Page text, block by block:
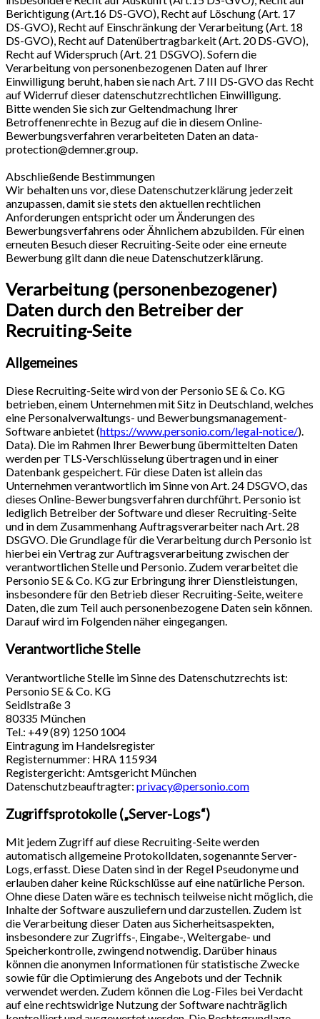
Berichtigung (Art.16 DS-GVO), Recht auf Löschung (Art. 17
DS-GVO), Recht auf Einschränkung der Verarbeitung (Art. 18
DS-GVO), Recht auf Datenübertragbarkeit (Art. 20 DS-GVO),
Recht auf Widerspruch (Art. 21 DSGVO). Sofern die
Verarbeitung von personenbezogenen Daten auf Ihrer
Einwilligung beruht, haben sie nach Art. 7 III DS-GVO das Recht
auf Widerruf dieser datenschutzrechtlichen Einwilligung.
Bitte wenden Sie sich zur Geltendmachung Ihrer
Betroffenenrechte in Bezug auf die in diesem Online-
Bewerbungsverfahren verarbeiteten Daten an data-
protection@demner.group.
Abschließende Bestimmungen
Wir behalten uns vor, diese Datenschutzerklärung jederzeit
anzupassen, damit sie stets den aktuellen rechtlichen
Anforderungen entspricht oder um Änderungen des
Bewerbungsverfahrens oder Ähnlichem abzubilden. Für einen
erneuten Besuch dieser Recruiting-Seite oder eine erneute
Bewerbung gilt dann die neue Datenschutzerklärung.
Verarbeitung (personenbezogener)
Daten durch den Betreiber der
Recruiting-Seite
Allgemeines
Diese Recruiting-Seite wird von der Personio SE & Co. KG
betrieben, einem Unternehmen mit Sitz in Deutschland, welches
eine Personalverwaltungs- und Bewerbungsmanagement-
Software anbietet (https://www.personio.com/legal-notice/).
Data). Die im Rahmen Ihrer Bewerbung übermittelten Daten
werden per TLS-Verschlüsselung übertragen und in einer
Datenbank gespeichert. Für diese Daten ist allein das
Unternehmen verantwortlich im Sinne von Art. 24 DSGVO, das
dieses Online-Bewerbungsverfahren durchführt. Personio ist
lediglich Betreiber der Software und dieser Recruiting-Seite
und in dem Zusammenhang Auftragsverarbeiter nach Art. 28
DSGVO. Die Grundlage für die Verarbeitung durch Personio ist
hierbei ein Vertrag zur Auftragsverarbeitung zwischen der
verantwortlichen Stelle und Personio. Zudem verarbeitet die
Personio SE & Co. KG zur Erbringung ihrer Dienstleistungen,
insbesondere für den Betrieb dieser Recruiting-Seite, weitere
Daten, die zum Teil auch personenbezogene Daten sein können.
Darauf wird im Folgenden näher eingegangen.
Verantwortliche Stelle
Verantwortliche Stelle im Sinne des Datenschutzrechts ist:
Personio SE & Co. KG
Seidlstraße 3
80335 München
Tel.: +49 (89) 1250 1004
Eintragung im Handelsregister
Registernummer: HRA 115934
Registergericht: Amtsgericht München
Datenschutzbeauftragter: privacy@personio.com
Zugriffsprotokolle („Server-Logs“)
Mit jedem Zugriff auf diese Recruiting-Seite werden
automatisch allgemeine Protokolldaten, sogenannte Server-
Logs, erfasst. Diese Daten sind in der Regel Pseudonyme und
erlauben daher keine Rückschlüsse auf eine natürliche Person.
Ohne diese Daten wäre es technisch teilweise nicht möglich, die
Inhalte der Software auszuliefern und darzustellen. Zudem ist
die Verarbeitung dieser Daten aus Sicherheitsaspekten,
insbesondere zur Zugriffs-, Eingabe-, Weitergabe- und
Speicherkontrolle, zwingend notwendig. Darüber hinaus
können die anonymen Informationen für statistische Zwecke
sowie für die Optimierung des Angebots und der Technik
verwendet werden. Zudem können die Log-Files bei Verdacht
auf eine rechtswidrige Nutzung der Software nachträglich